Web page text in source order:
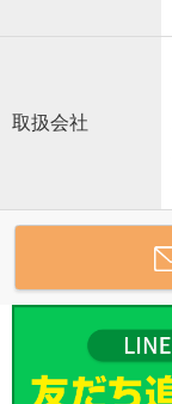
取扱会社